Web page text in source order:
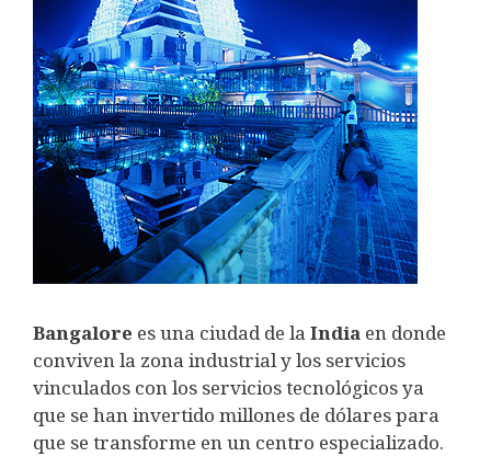
Bangalore es una ciudad de la India en donde
conviven la zona industrial y los servicios
vinculados con los servicios tecnológicos ya
que se han invertido millones de dólares para
que se transforme en un centro especializado.